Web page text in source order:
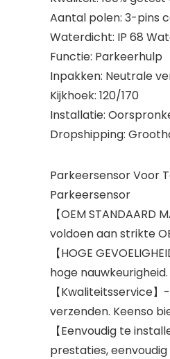
Aantal polen: 3-pins
Waterdicht: IP 68
Functie: Parkeerhulp
Inpakken: Neutrale
Kijkhoek: 120/170
Installatie:
Dropshipping:
Parkeersensor Voor
Parkeersensor
【OEM
voldoen aan strikte
【HOGE
hoge
【Kwaliteitsservice
verzenden. Keenso
【Eenvoudig te
prestaties,